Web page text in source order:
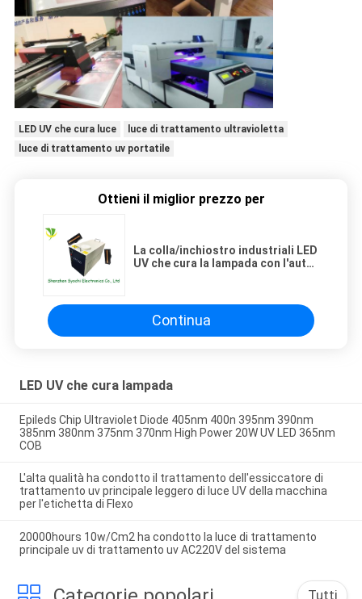
LED UV che cura luce
luce di trattamento ultravioletta
luce di trattamento uv portatile
Ottieni il miglior prezzo per
La colla/inchiostro industriali LED
UV che cura la lampada con l'auto
Continua
LED UV che cura lampada
Epileds Chip Ultraviolet Diode 405nm 400n 395nm 390nm
385nm 380nm 375nm 370nm High Power 20W UV LED 365nm
COB
L'alta qualità ha condotto il trattamento dell'essiccatore di
trattamento uv principale leggero di luce UV della macchina
per l'etichetta di Flexo
20000hours 10w/Cm2 ha condotto la luce di trattamento
principale uv di trattamento uv AC220V del sistema
Tutti